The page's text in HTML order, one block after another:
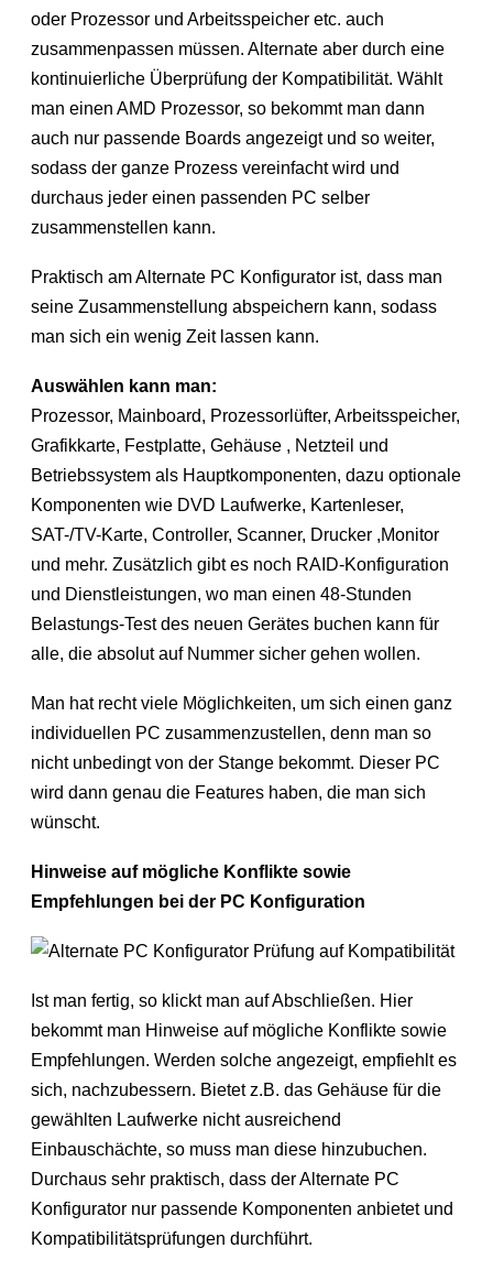
oder Prozessor und Arbeitsspeicher etc. auch
zusammenpassen müssen. Alternate aber durch eine
kontinuierliche Überprüfung der Kompatibilität. Wählt
man einen AMD Prozessor, so bekommt man dann
auch nur passende Boards angezeigt und so weiter,
sodass der ganze Prozess vereinfacht wird und
durchaus jeder einen passenden PC selber
zusammenstellen kann.
Praktisch am Alternate PC Konfigurator ist, dass man
seine Zusammenstellung abspeichern kann, sodass
man sich ein wenig Zeit lassen kann.
Auswählen kann man:
Prozessor, Mainboard, Prozessorlüfter, Arbeitsspeicher,
Grafikkarte, Festplatte, Gehäuse , Netzteil und
Betriebssystem als Hauptkomponenten, dazu optionale
Komponenten wie DVD Laufwerke, Kartenleser,
SAT-/TV-Karte, Controller, Scanner, Drucker ,Monitor
und mehr. Zusätzlich gibt es noch RAID-Konfiguration
und Dienstleistungen, wo man einen 48-Stunden
Belastungs-Test des neuen Gerätes buchen kann für
alle, die absolut auf Nummer sicher gehen wollen.
Man hat recht viele Möglichkeiten, um sich einen ganz
individuellen PC zusammenzustellen, denn man so
nicht unbedingt von der Stange bekommt. Dieser PC
wird dann genau die Features haben, die man sich
wünscht.
Hinweise auf mögliche Konflikte sowie
Empfehlungen bei der PC Konfiguration
Ist man fertig, so klickt man auf Abschließen. Hier
bekommt man Hinweise auf mögliche Konflikte sowie
Empfehlungen. Werden solche angezeigt, empfiehlt es
sich, nachzubessern. Bietet z.B. das Gehäuse für die
gewählten Laufwerke nicht ausreichend
Einbauschächte, so muss man diese hinzubuchen.
Durchaus sehr praktisch, dass der Alternate PC
Konfigurator nur passende Komponenten anbietet und
Kompatibilitätsprüfungen durchführt.